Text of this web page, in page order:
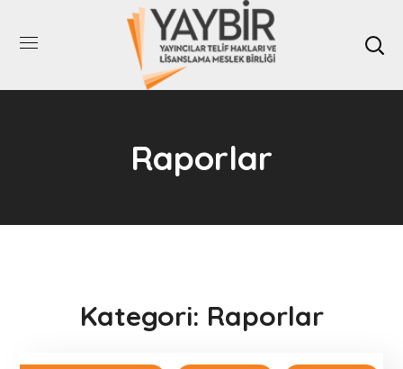
Raporlar
Kategori: Raporlar